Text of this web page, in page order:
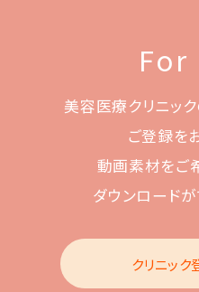
For
美容医療クリニッ
ご登録を
動画素材をご
ダウンロードが
クリニッ